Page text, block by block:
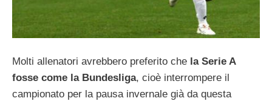
Molti allenatori avrebbero preferito che laSerie A
fosse come la Bundesliga, cioè interrompere il
campionato per la pausa invernale già da questa